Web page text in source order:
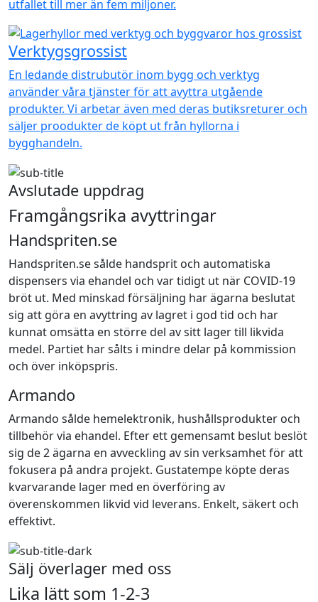
utfallet till mer än fem miljoner.
Verktygsgrossist
En ledande distrubutör inom bygg och verktyg
använder våra tjänster för att avyttra utgående
produkter. Vi arbetar även med deras butiksreturer och
säljer proodukter de köpt ut från hyllorna i
bygghandeln.
Avslutade uppdrag
Framgångsrika avyttringar
Handspriten.se
Handspriten.se sålde handsprit och automatiska
dispensers via ehandel och var tidigt ut när COVID-19
bröt ut. Med minskad försäljning har ägarna beslutat
sig att göra en avyttring av lagret i god tid och har
kunnat omsätta en större del av sitt lager till likvida
medel. Partiet har sålts i mindre delar på kommission
och över inköpspris.
Armando
Armando sålde hemelektronik, hushållsprodukter och
tillbehör via ehandel. Efter ett gemensamt beslut beslöt
sig de 2 ägarna en avveckling av sin verksamhet för att
fokusera på andra projekt. Gustatempe köpte deras
kvarvarande lager med en överföring av
överenskommen likvid vid leverans. Enkelt, säkert och
effektivt.
Sälj överlager med oss
Lika lätt som 1-2-3